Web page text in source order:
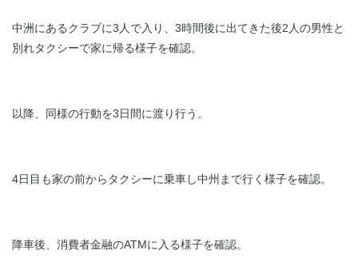
中洲にあるクラブに3人で入り、3時間後に出てきた後2人の男性と
別れタクシーで家に帰る様子を確認。
以降、同様の行動を3日間に渡り行う。
4日目も家の前からタクシーに乗車し中州まで行く様子を確認。
降車後、消費者金融のATMに入る様子を確認。